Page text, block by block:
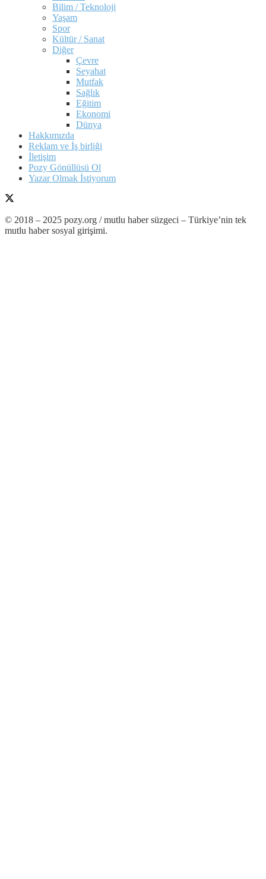
Bilim / Teknoloji
Yaşam
Spor
Kültür / Sanat
Diğer
Çevre
Seyahat
Mutfak
Sağlık
Eğitim
Ekonomi
Dünya
Hakkımızda
Reklam ve İş birliği
İletişim
Pozy Gönüllüsü Ol
Yazar Olmak İstiyorum
© 2018 – 2025 pozy.org / mutlu haber süzgeci – Türkiye’nin tek
mutlu haber sosyal girişimi.